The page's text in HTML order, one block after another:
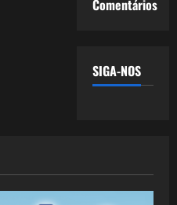
Comentários
SIGA-NOS